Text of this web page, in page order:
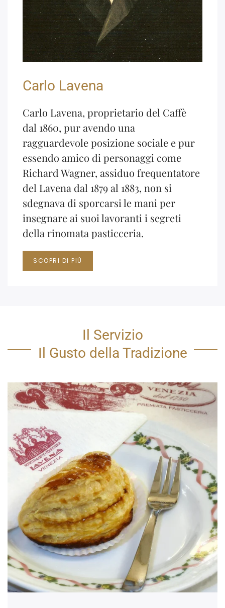
Carlo Lavena
Carlo Lavena, proprietario del Caffè
dal 1860, pur avendo una
ragguardevole posizione sociale e pur
essendo amico di personaggi come
Richard Wagner, assiduo frequentatore
del Lavena dal 1879 al 1883, non si
sdegnava di sporcarsi le mani per
insegnare ai suoi lavoranti i segreti
della rinomata pasticceria.
SCOPRI DI PIÙ
Il Servizio
Il Gusto della Tradizione